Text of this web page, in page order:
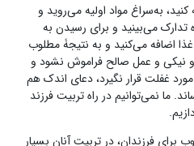
به‌سراغ مواد اولیه می‌روید و
می‌بینید و برای رسیدن به
اضافه می‌کنید و به نتیجۀ‌ مطلوب
نیکی و عمل صالح فراموش نشود و
غفلت قرار نگیرد، دعای اندک هم
ما نمی‌توانیم در راه تربیت فرزند
برای فرزندان، در تربیت آنان بسیار